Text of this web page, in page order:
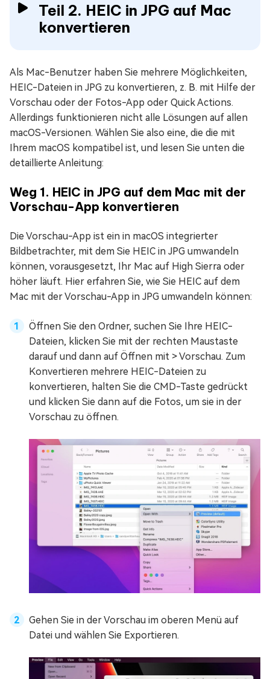
Teil 2. HEIC in JPG auf Mac
konvertieren
Als Mac-Benutzer haben Sie mehrere Möglichkeiten,
HEIC-Dateien in JPG zu konvertieren, z. B. mit Hilfe der
Vorschau oder der Fotos-App oder Quick Actions.
Allerdings funktionieren nicht alle Lösungen auf allen
macOS-Versionen. Wählen Sie also eine, die die mit
Ihrem macOS kompatibel ist, und lesen Sie unten die
detaillierte Anleitung:
Weg 1. HEIC in JPG auf dem Mac mit der
Vorschau-App konvertieren
Die Vorschau-App ist ein in macOS integrierter
Bildbetrachter, mit dem Sie HEIC in JPG umwandeln
können, vorausgesetzt, Ihr Mac auf High Sierra oder
höher läuft. Hier erfahren Sie, wie Sie HEIC auf dem
Mac mit der Vorschau-App in JPG umwandeln können:
Öffnen Sie den Ordner, suchen Sie Ihre HEIC-
Dateien, klicken Sie mit der rechten Maustaste
darauf und dann auf Öffnen mit > Vorschau. Zum
Konvertieren mehrere HEIC-Dateien zu
konvertieren, halten Sie die CMD-Taste gedrückt
und klicken Sie dann auf die Fotos, um sie in der
Vorschau zu öffnen.
Gehen Sie in der Vorschau im oberen Menü auf
Datei und wählen Sie Exportieren.